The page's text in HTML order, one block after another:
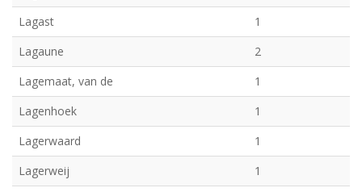
Lagast
1
Lagaune
2
Lagemaat, van de
1
Lagenhoek
1
Lagerwaard
1
Lagerweij
1